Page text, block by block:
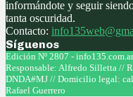
informándote y seguir
tanta oscuridad.
Contacto:
Síguenos
Facebook
Twitter
Instagram
Youtube
Edición Nº 2807 -
Responsable: Alfredo Silletta //
DNDA#MJ // Domicilio legal:
Rafael Guerrero